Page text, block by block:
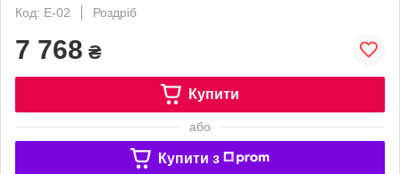
Код: Е-02
Роздріб
7 768 ₴
Купити
або
Купити з